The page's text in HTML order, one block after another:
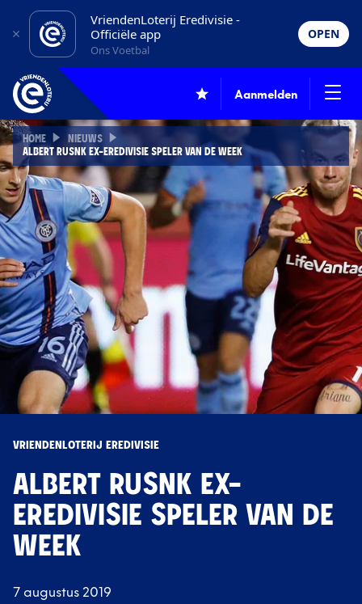
VriendenLoterij Eredivisie -
Officiële app
Ons Voetbal
OPEN
Aanmelden
HOME
NIEUWS
ALBERT RUSNK EX-EREDIVISIE SPELER VAN DE WEEK
VRIENDENLOTERIJ EREDIVISIE
ALBERT RUSNK EX-
EREDIVISIE SPELER VAN DE
WEEK
7 augustus 2019